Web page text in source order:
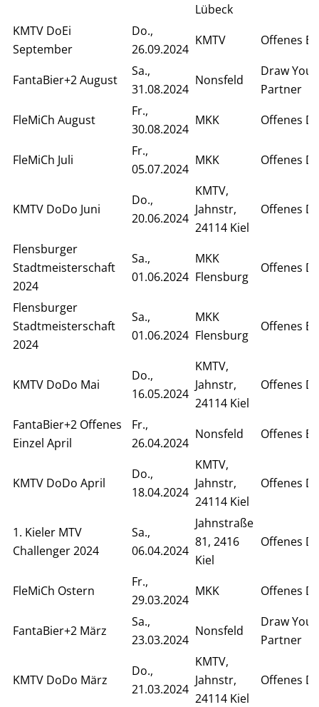
Lübeck
KMTV DoEi
September
Do.,
26.09.2024
KMTV Offenes
FantaBier+2 August
Sa.,
31.08.2024
Nonsfeld
Draw Your
Partner
FleMiCh August
Fr.,
30.08.2024
MKK Offenes
FleMiCh Juli
Fr.,
05.07.2024
MKK Offenes
KMTV DoDo Juni
Do.,
20.06.2024
KMTV,
Jahnstr,
24114 Kiel
Offenes
Flensburger
Stadtmeisterschaft
2024
Sa.,
01.06.2024
MKK
Flensburg
Offenes
Flensburger
Stadtmeisterschaft
2024
Sa.,
01.06.2024
MKK
Flensburg
Offenes
KMTV DoDo Mai
Do.,
16.05.2024
KMTV,
Jahnstr,
24114 Kiel
Offenes
FantaBier+2 Offenes
Einzel April
Fr.,
26.04.2024
Nonsfeld Offenes
KMTV DoDo April
Do.,
18.04.2024
KMTV,
Jahnstr,
24114 Kiel
Offenes
1. Kieler MTV
Challenger 2024
Sa.,
06.04.2024
Jahnstraße
81, 2416
Kiel
Offenes
FleMiCh Ostern
Fr.,
29.03.2024
MKK Offenes
FantaBier+2 März
Sa.,
23.03.2024
Nonsfeld
Draw Your
Partner
KMTV DoDo März
Do.,
21.03.2024
KMTV,
Jahnstr,
24114 Kiel
Offenes